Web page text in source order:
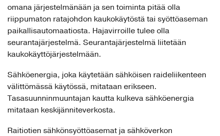
omana järjestelmänään ja sen toiminta pitää olla
riippumaton ratajohdon kaukokäytöstä tai syöttöaseman
paikallisautomaatiosta. Hajavirroille tulee olla
seurantajärjestelmä. Seurantajärjestelmä liitetään
kaukokäyttöjärjestelmään.
Sähköenergia, joka käytetään sähköisen raideliikenteen
välittömässä käytössä, mitataan erikseen.
Tasasuunninmuuntajan kautta kulkeva sähköenergia
mitataan keskijänniteverkosta.
Raitiotien sähkönsyöttöasemat ja sähköverkon